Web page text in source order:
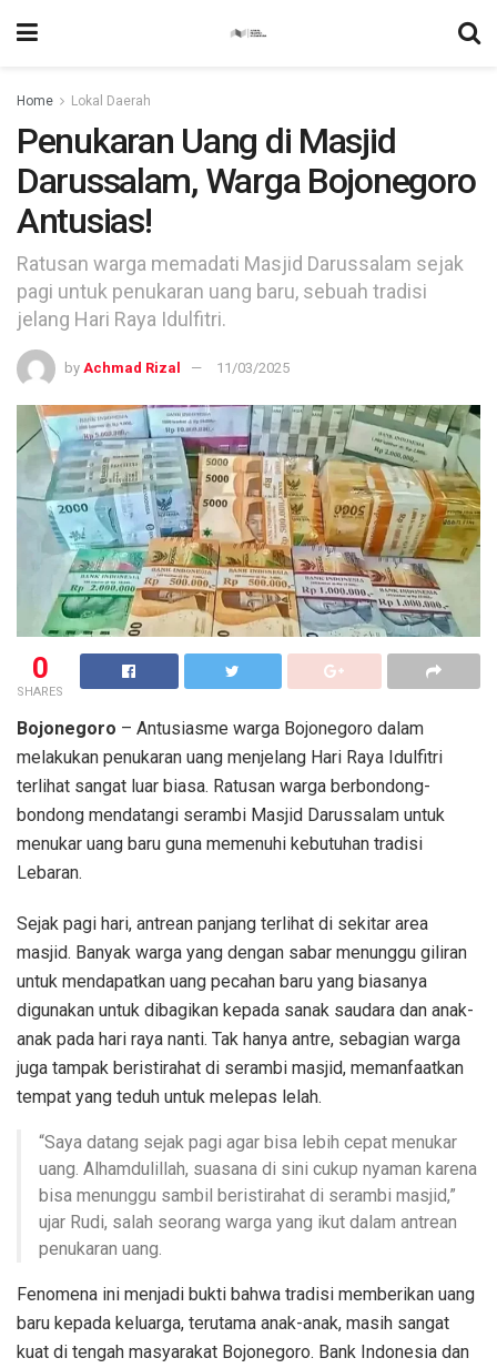
Home Lokal Daerah
Penukaran Uang di Masjid
Darussalam, Warga Bojonegoro
Antusias!
Ratusan warga memadati Masjid Darussalam sejak
pagi untuk penukaran uang baru, sebuah tradisi
jelang Hari Raya Idulfitri.
by Achmad Rizal 11/03/2025
0
SHARES
Bojonegoro – Antusiasme warga Bojonegoro dalam
melakukan penukaran uang menjelang Hari Raya Idulfitri
terlihat sangat luar biasa. Ratusan warga berbondong-
bondong mendatangi serambi Masjid Darussalam untuk
menukar uang baru guna memenuhi kebutuhan tradisi
Lebaran.
Sejak pagi hari, antrean panjang terlihat di sekitar area
masjid. Banyak warga yang dengan sabar menunggu giliran
untuk mendapatkan uang pecahan baru yang biasanya
digunakan untuk dibagikan kepada sanak saudara dan anak-
anak pada hari raya nanti. Tak hanya antre, sebagian warga
juga tampak beristirahat di serambi masjid, memanfaatkan
tempat yang teduh untuk melepas lelah.
“Saya datang sejak pagi agar bisa lebih cepat menukar
uang. Alhamdulillah, suasana di sini cukup nyaman karena
bisa menunggu sambil beristirahat di serambi masjid,”
ujar Rudi, salah seorang warga yang ikut dalam antrean
penukaran uang.
Fenomena ini menjadi bukti bahwa tradisi memberikan uang
baru kepada keluarga, terutama anak-anak, masih sangat
kuat di tengah masyarakat Bojonegoro. Bank Indonesia dan